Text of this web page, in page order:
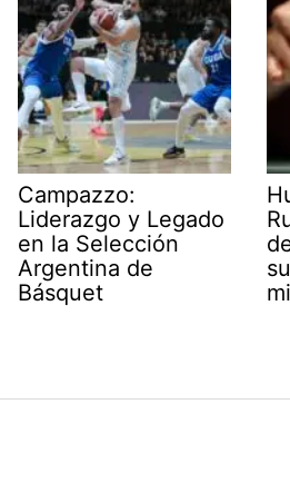
Campazzo:
Liderazgo y Legado
en la Selección
Argentina de
Básquet